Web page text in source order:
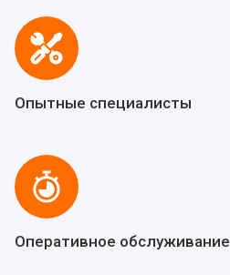
Опытные специалисты
Оперативное обслуживание